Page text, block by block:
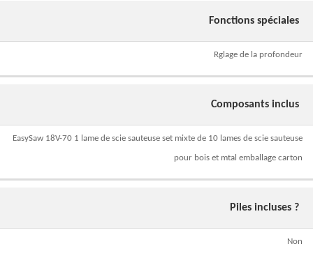
Fonctions spéciales
Rglage de la profondeur
Composants inclus
EasySaw 18V-70 1 lame de scie sauteuse set mixte de 10 lames de scie sauteuse
pour bois et mtal emballage carton
Piles incluses ?
Non